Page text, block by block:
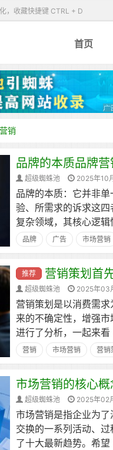
，收藏快捷键 CTRL + D
首页
销
品牌的本质品牌
超级蜘蛛池 2025年10
品牌的本质：它并非
验、所需求的诉求这
复杂领域，其核心逻
品牌 广告 市场营销
推荐 营销策划首
超级蜘蛛池 2025年03
营销策划是以消费需
来的不确定性，增强
进行了分析，一起来看
营销 市场营销 营销
市场营销的核心
超级蜘蛛池 2025年02
市场营销是指企业为
交换的一系列活动、
了十大最新趋势。希望